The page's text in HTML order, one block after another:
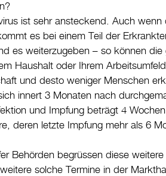
ist sehr ansteckend. Auch
es bei einem Teil der
es weiterzugeben – so können
Haushalt oder Ihrem
und desto weniger Menschen
innert 3 Monaten nach
und Impfung beträgt 4
deren letzte Impfung mehr als 6
Behörden begrüssen diese
solche Termine in der